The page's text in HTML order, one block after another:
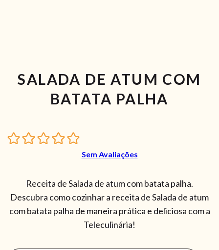
SALADA DE ATUM COM
BATATA PALHA
Sem Avaliações
Receita de Salada de atum com batata palha.
Descubra como cozinhar a receita de Salada de atum
com batata palha de maneira prática e deliciosa com a
Teleculinária!